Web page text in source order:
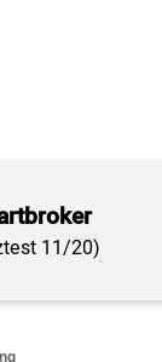
11/20)